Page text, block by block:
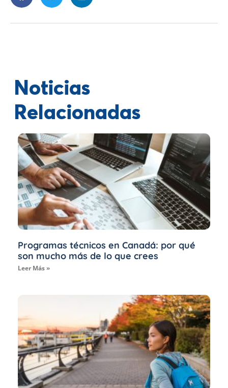
Noticias
Relacionadas
Programas técnicos en Canadá: por qué
son mucho más de lo que crees
Leer Más »